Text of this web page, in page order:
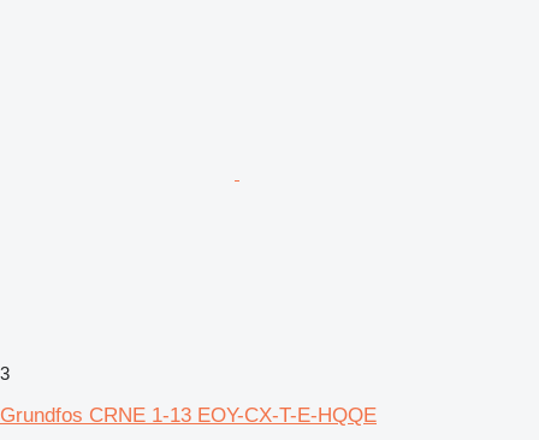
3
Grundfos CRNE 1-13 EOY-CX-T-E-HQQE